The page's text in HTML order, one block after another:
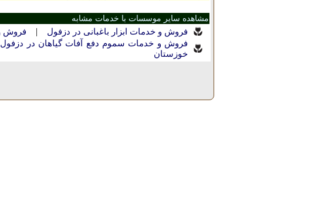
مشاهده سایر موسسات با خدمات مشابه
فروش و خدمات ابزار باغبانی در دزفول | فروش
فروش و خدمات سموم دفع آفات گیاهان در دزفول
خوزستان